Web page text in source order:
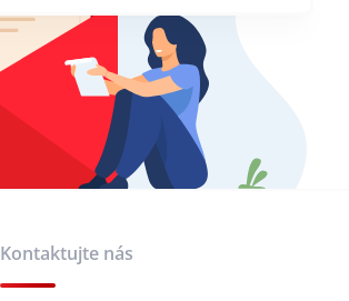
Kontaktujte nás